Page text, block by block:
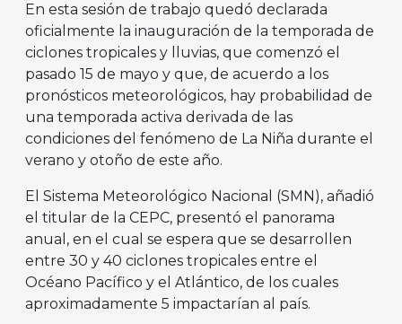
En esta sesión de trabajo quedó declarada
oficialmente la inauguración de la temporada de
ciclones tropicales y lluvias, que comenzó el
pasado 15 de mayo y que, de acuerdo a los
pronósticos meteorológicos, hay probabilidad de
una temporada activa derivada de las
condiciones del fenómeno de La Niña durante el
verano y otoño de este año.
El Sistema Meteorológico Nacional (SMN), añadió
el titular de la CEPC, presentó el panorama
anual, en el cual se espera que se desarrollen
entre 30 y 40 ciclones tropicales entre el
Océano Pacífico y el Atlántico, de los cuales
aproximadamente 5 impactarían al país.